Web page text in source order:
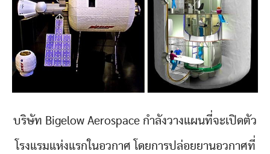
บริษัท Bigelow Aerospace กำลังวางแผนที่จะเปิดตัว
โรงแรมแห่งแรกในอวกาศ โดยการปล่อยยานอวกาศที่